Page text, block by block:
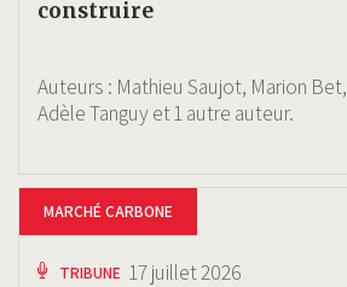
construire
Auteurs : Mathieu Saujot, Marion Bet,
Adèle Tanguyet 1 autre auteur.
MARCHÉ CARBONE
TRIBUNE 17 juillet 2026